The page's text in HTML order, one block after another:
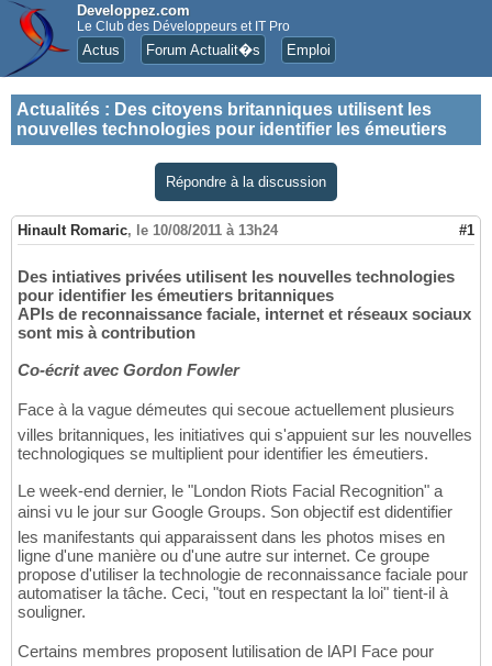
Developpez.com
Le Club des Développeurs et IT Pro
Actus Forum Actualit�s Emploi
Actualités : Des citoyens britanniques utilisent les
nouvelles technologies pour identifier les émeutiers
Répondre à la discussion
Hinault Romaric, le 10/08/2011 à 13h24 #1
Des intiatives privées utilisent les nouvelles technologies
pour identifier les émeutiers britanniques
APIs de reconnaissance faciale, internet et réseaux sociaux
sont mis à contribution
Co-écrit avec Gordon Fowler
Face à la vague démeutes qui secoue actuellement plusieurs
villes britanniques, les initiatives qui s'appuient sur les nouvelles
technologiques se multiplient pour identifier les émeutiers.
Le week-end dernier, le "London Riots Facial Recognition" a
ainsi vu le jour sur Google Groups. Son objectif est didentifier
les manifestants qui apparaissent dans les photos mises en
ligne d'une manière ou d'une autre sur internet. Ce groupe
propose d'utiliser la technologie de reconnaissance faciale pour
automatiser la tâche. Ceci, "tout en respectant la loi" tient-il à
souligner.
Certains membres proposent lutilisation de lAPI Face pour